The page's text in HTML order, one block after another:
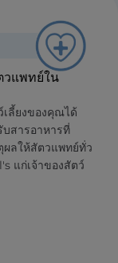
วแพทย์ใน
ลี้ยงของคุณได้
สารอาหารที่
ผลให้สัตวแพทย์ทั่ว
แก่เจ้าของสัตว์